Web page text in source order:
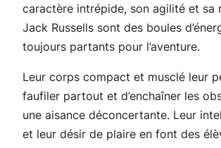
caractère intrépide, son agilité et sa
Jack Russells sont des boules
toujours partants pour l’aventure.
Leur corps compact et musclé leur
faufiler partout et d’enchaîner les
une aisance déconcertante. Leur
et leur désir de plaire en font des